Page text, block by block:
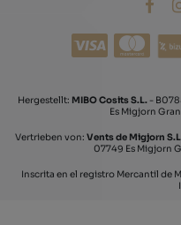
Hergestellt: MIBO Cosits S.L.-
Es Migjorn
Vertrieben von: Vents de Migjorn
07749 Es Migjorn
Inscrita en el registro Mercantil de